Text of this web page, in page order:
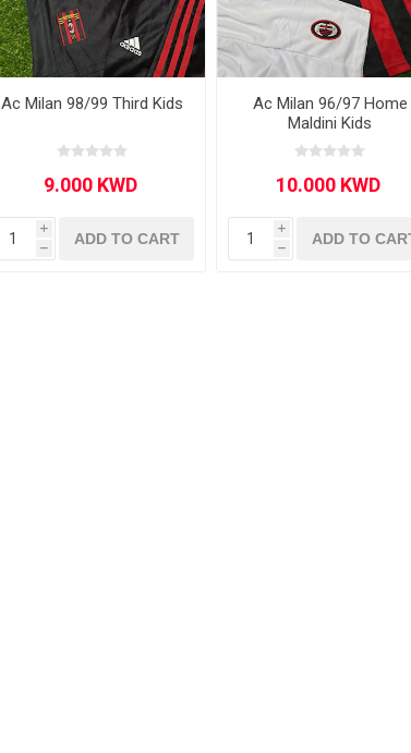
Ac Milan 98/99 Third Kids
i
h
ADD TO CART
Ac Milan 96/97 Home
Maldini Kids
i
h
ADD TO